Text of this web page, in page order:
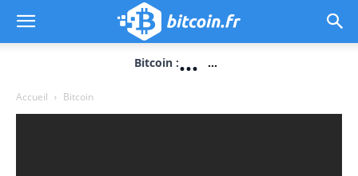
Bitcoin :... ...
Accueil Bitcoin